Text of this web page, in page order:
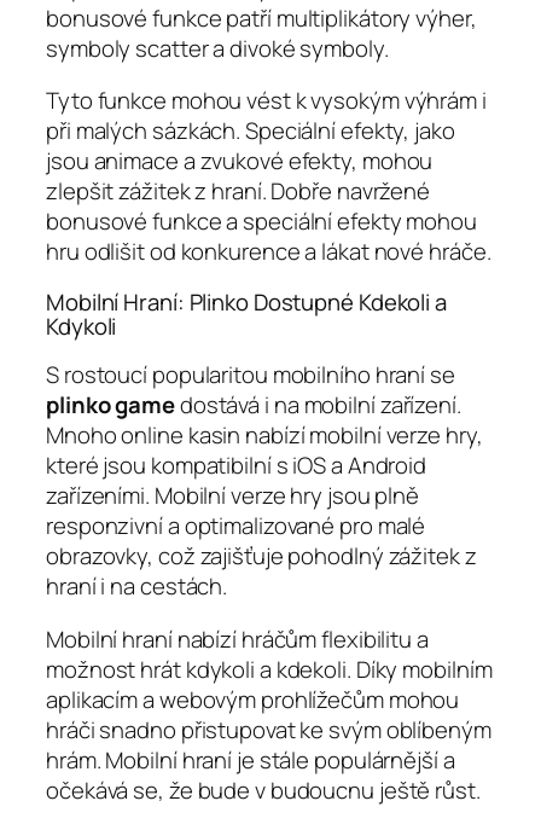
bonusové funkce patří multiplikátory výher,
symboly scatter a divoké symboly.
Tyto funkce mohou vést k vysokým výhrám i
při malých sázkách. Speciální efekty, jako
jsou animace a zvukové efekty, mohou
zlepšit zážitek z hraní. Dobře navržené
bonusové funkce a speciální efekty mohou
hru odlišit od konkurence a lákat nové hráče.
Mobilní Hraní: Plinko Dostupné Kdekoli a
Kdykoli
S rostoucí popularitou mobilního hraní se
plinko gamedostává i na mobilní zařízení.
Mnoho online kasin nabízí mobilní verze hry,
které jsou kompatibilní s iOS a Android
zařízeními. Mobilní verze hry jsou plně
responzivní a optimalizované pro malé
obrazovky, což zajišťuje pohodlný zážitek z
hraní i na cestách.
Mobilní hraní nabízí hráčům flexibilitu a
možnost hrát kdykoli a kdekoli. Díky mobilním
aplikacím a webovým prohlížečům mohou
hráči snadno přistupovat ke svým oblíbeným
hrám. Mobilní hraní je stále populárnější a
očekává se, že bude v budoucnu ještě růst.